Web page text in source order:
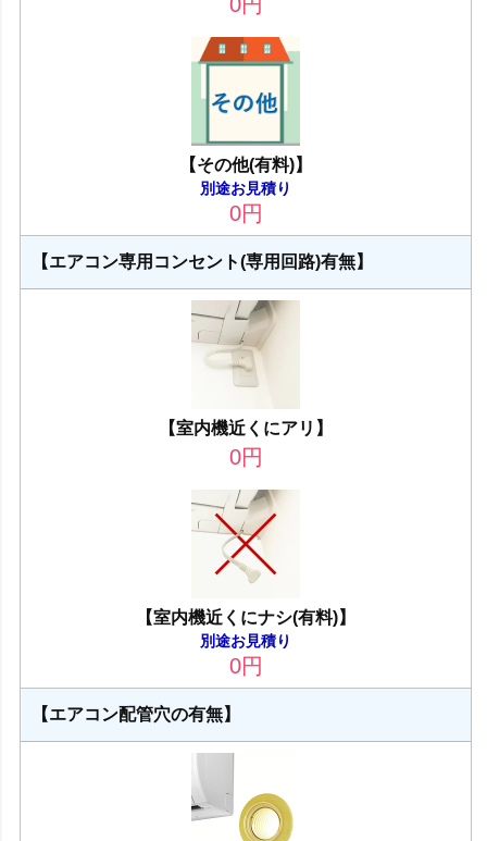
【その他(有料)】
別途お見積り
0円
【エアコン専用コンセント(専用回路)有無】
【室内機近くにアリ】
0円
【室内機近くにナシ(有料)】
別途お見積り
0円
【エアコン配管穴の有無】